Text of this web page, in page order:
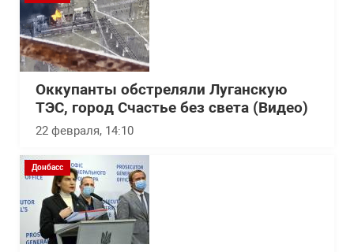
Оккупанты обстреляли Луганскую
ТЭС, город Счастье без света (Видео)
22 февраля, 14:10
Донбасс